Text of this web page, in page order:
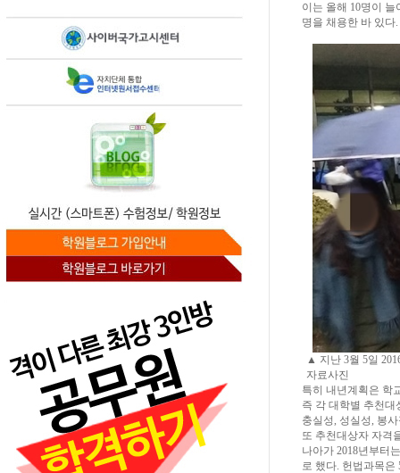
이는 올해 10명이 늘
명을 채용한 바 있다.
▲ 지난 3월 5일
자료사진
특히 내년계획은 학
즉 각 대학별 추천
충실성, 성실성, 봉
또 추천대상자 자격
나아가 2018년부터
로 했다. 헌법과목은